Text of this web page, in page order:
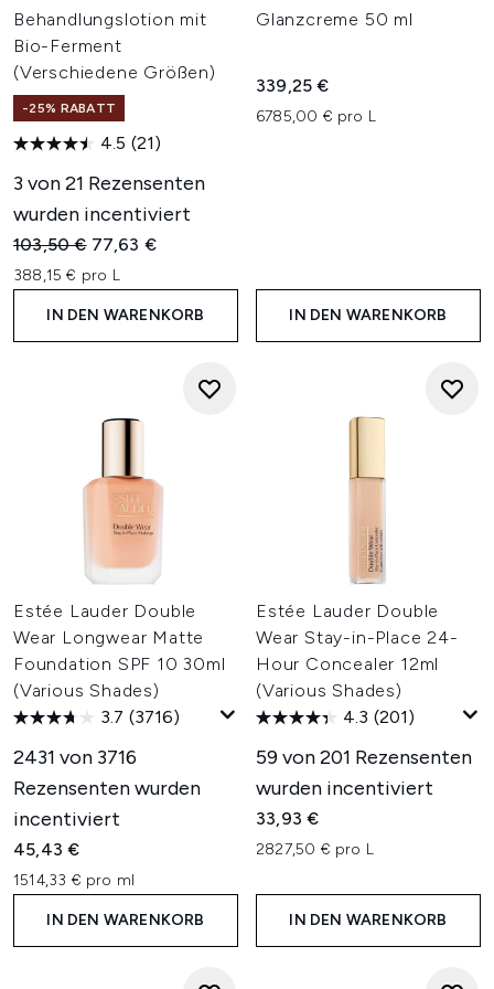
Behandlungslotion mit
Bio-Ferment
(Verschiedene Größen)
-25% RABATT
4.5 (21)
3 von 21 Rezensenten
wurden incentiviert
Unverbindliche Preisempfehlung:
103,50 € Aktueller Preis:
77,63 €
388,15 € pro L
IN DEN WARENKORB
Glanzcreme 50 ml
339,25 €
6785,00 € pro L
IN DEN WARENKORB
Estée Lauder Double
Wear Longwear Matte
Foundation SPF 10 30ml
(Various Shades)
3.7 (3716)
2431 von 3716
Rezensenten wurden
incentiviert
45,43 €
1514,33 € pro ml
IN DEN WARENKORB
Estée Lauder Double
Wear Stay-in-Place 24-
Hour Concealer 12ml
(Various Shades)
4.3 (201)
59 von 201 Rezensenten
wurden incentiviert
33,93 €
2827,50 € pro L
IN DEN WARENKORB